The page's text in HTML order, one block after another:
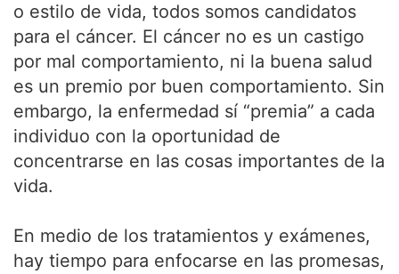
o estilo de vida, todos somos candidatos
para el cáncer. El cáncer no es un castigo
por mal comportamiento, ni la buena salud
es un premio por buen comportamiento. Sin
embargo, la enfermedad sí “premia” a cada
individuo con la oportunidad de
concentrarse en las cosas importantes de la
vida.
En medio de los tratamientos y exámenes,
hay tiempo para enfocarse en las promesas,